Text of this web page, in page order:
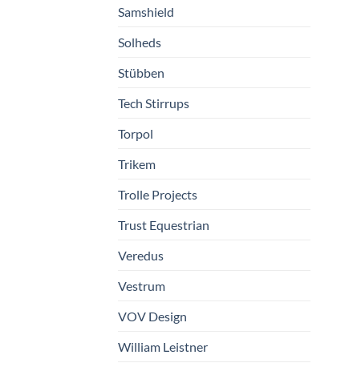
Samshield
Solheds
Stübben
Tech Stirrups
Torpol
Trikem
Trolle Projects
Trust Equestrian
Veredus
Vestrum
VOV Design
William Leistner